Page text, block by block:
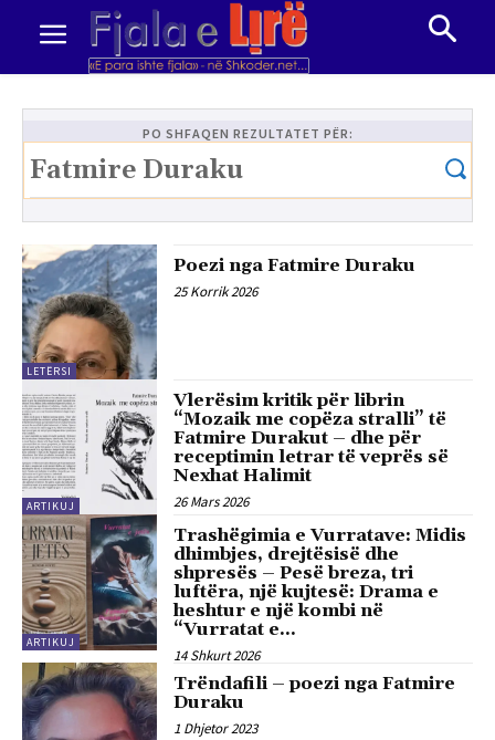
PO SHFAQEN REZULTATET PËR:
LETËRSI
Poezi nga Fatmire Duraku
25 Korrik 2026
ARTIKUJ
Vlerësim kritik për librin
“Mozaik me copëza stralli” të
Fatmire Durakut – dhe për
receptimin letrar të veprës së
Nexhat Halimit
26 Mars 2026
ARTIKUJ
Trashëgimia e Vurratave: Midis
dhimbjes, drejtësisë dhe
shpresës – Pesë breza, tri
luftëra, një kujtesë: Drama e
heshtur e një kombi në
“Vurratat e...
14 Shkurt 2026
Trëndafili – poezi nga Fatmire
Duraku
1 Dhjetor 2023